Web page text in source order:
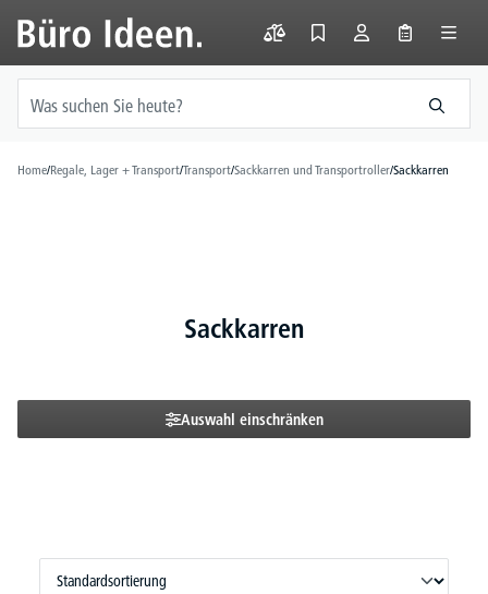
springen
Home/Regale, Lager + Transport/Transport/Sackkarren und Transportroller/Sackkarren
Sackkarren
Auswahl einschränken